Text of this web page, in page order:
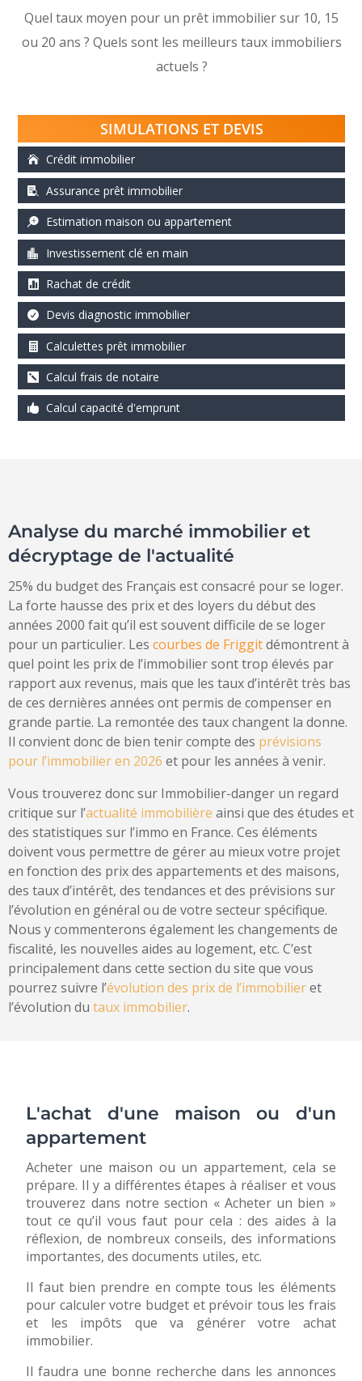
Quel taux moyen pour un prêt immobilier sur 10, 15
ou 20 ans ? Quels sont les meilleurs taux immobiliers
actuels ?
SIMULATIONS ET DEVIS
Crédit immobilier
Assurance prêt immobilier
Estimation maison ou appartement
Investissement clé en main
Rachat de crédit
Devis diagnostic immobilier
Calculettes prêt immobilier
Calcul frais de notaire
Calcul capacité d'emprunt
Analyse du marché immobilier et
décryptage de l'actualité
25% du budget des Français est consacré pour se loger.
La forte hausse des prix et des loyers du début des
années 2000 fait qu’il est souvent difficile de se loger
pour un particulier. Les courbes de Friggitdémontrent à
quel point les prix de l’immobilier sont trop élevés par
rapport aux revenus, mais que les taux d’intérêt très bas
de ces dernières années ont permis de compenser en
grande partie. La remontée des taux changent la donne.
Il convient donc de bien tenir compte des prévisions
pour l’immobilier en 2026 et pour les années à venir.
Vous trouverez donc sur Immobilier-danger un regard
critique sur l’actualité immobilière ainsi que des études et
des statistiques sur l’immo en France. Ces éléments
doivent vous permettre de gérer au mieux votre projet
en fonction des prix des appartements et des maisons,
des taux d’intérêt, des tendances et des prévisions sur
l’évolution en général ou de votre secteur spécifique.
Nous y commenterons également les changements de
fiscalité, les nouvelles aides au logement, etc. C’est
principalement dans cette section du site que vous
pourrez suivre l’évolution des prix de l’immobilieret
l’évolution du taux immobilier.
L'achat d'une maison ou d'un
appartement
Acheter une maison ou un appartement, cela se
prépare. Il y a différentes étapes à réaliser et vous
trouverez dans notre section « Acheter un bien »
tout ce qu’il vous faut pour cela : des aides à la
réflexion, de nombreux conseils, des informations
importantes, des documents utiles, etc.
Il faut bien prendre en compte tous les éléments
pour calculer votre budget et prévoir tous les frais
et les impôts que va générer votre achat
immobilier.
Il faudra une bonne recherche dans les annonces